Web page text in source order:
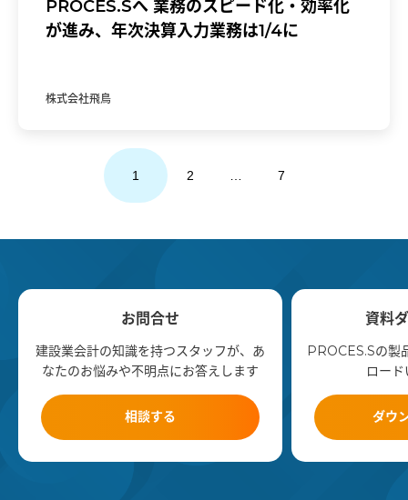
PROCES.Sへ 業務のスピード化・効率化
が進み、年次決算入力業務は1/4に
株式会社飛鳥
1 2 7
お問合せ
建設業会計の知識を持つスタッフが、あ
なたのお悩みや不明点にお答えします
相談する
資料
PROCES.Sの製
ロー
ダウ